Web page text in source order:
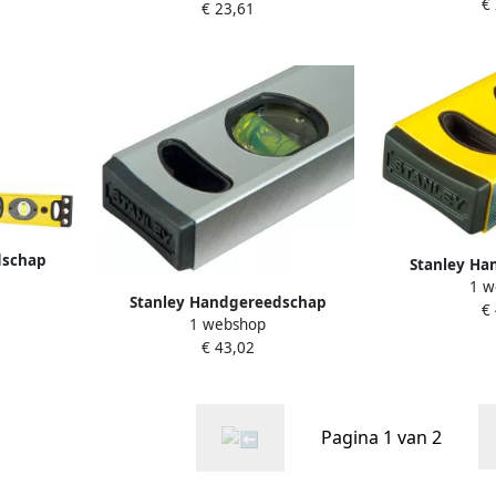
800mm STHT1-43104
€ 23,61
Waterpas |
€
1-43-
Stanley Handgereedschap
Waterpas Stanley Classic
Magnetisch | 1500mm STHT1-
1 webshop
€ 43,02
Stanley
Waterpas
1800mm
1
€
Pagina 1 van 2